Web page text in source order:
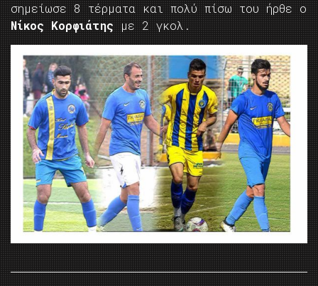
σημείωσε 8 τέρματα και πολύ πίσω του ήρθε ο
Νίκος Κορφιάτης με 2 γκολ.